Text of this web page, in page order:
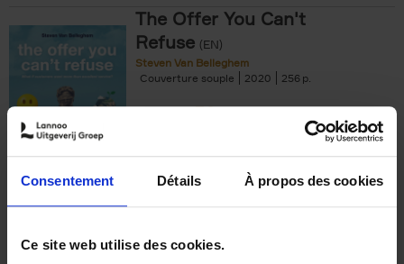
Consentement Détails À propos des cookies
Ce site web utilise des cookies.
The Offer You Can't
Refuse (EN)
Steven Van Belleghem
Couverture souple
2020 256
€37,50